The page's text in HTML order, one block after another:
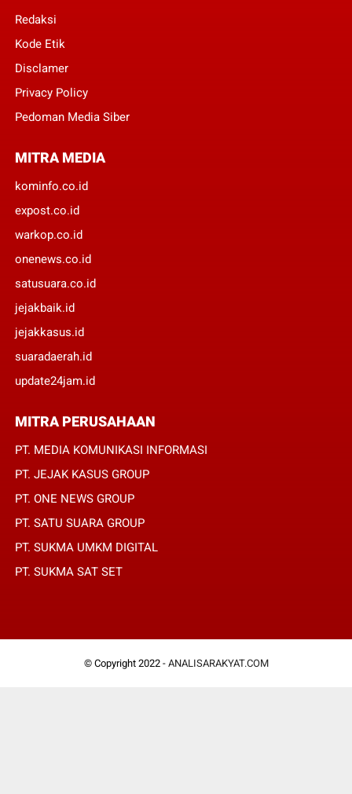
Redaksi
Kode Etik
Disclamer
Privacy Policy
Pedoman Media Siber
MITRA MEDIA
kominfo.co.id
expost.co.id
warkop.co.id
onenews.co.id
satusuara.co.id
jejakbaik.id
jejakkasus.id
suaradaerah.id
update24jam.id
MITRA PERUSAHAAN
PT. MEDIA KOMUNIKASI INFORMASI
PT. JEJAK KASUS GROUP
PT. ONE NEWS GROUP
PT. SATU SUARA GROUP
PT. SUKMA UMKM DIGITAL
PT. SUKMA SAT SET
© Copyright 2022 - ANALISARAKYAT.COM